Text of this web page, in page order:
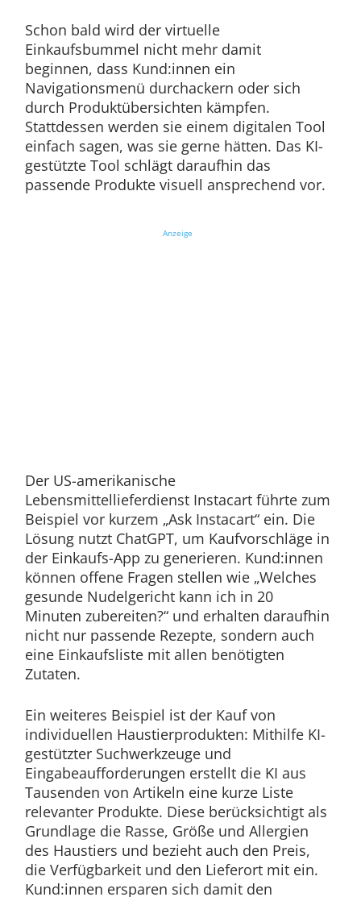
Schon bald wird der virtuelle
Einkaufsbummel nicht mehr damit
beginnen, dass Kund:innen ein
Navigationsmenü durchackern oder sich
durch Produktübersichten kämpfen.
Stattdessen werden sie einem digitalen Tool
einfach sagen, was sie gerne hätten. Das KI-
gestützte Tool schlägt daraufhin das
passende Produkte visuell ansprechend vor.
Anzeige
Der US-amerikanische
Lebensmittellieferdienst Instacart führte zum
Beispiel vor kurzem „Ask Instacart“ ein. Die
Lösung nutzt ChatGPT, um Kaufvorschläge in
der Einkaufs-App zu generieren. Kund:innen
können offene Fragen stellen wie „Welches
gesunde Nudelgericht kann ich in 20
Minuten zubereiten?“ und erhalten daraufhin
nicht nur passende Rezepte, sondern auch
eine Einkaufsliste mit allen benötigten
Zutaten.
Ein weiteres Beispiel ist der Kauf von
individuellen Haustierprodukten: Mithilfe KI-
gestützter Suchwerkzeuge und
Eingabeaufforderungen erstellt die KI aus
Tausenden von Artikeln eine kurze Liste
relevanter Produkte. Diese berücksichtigt als
Grundlage die Rasse, Größe und Allergien
des Haustiers und bezieht auch den Preis,
die Verfügbarkeit und den Lieferort mit ein.
Kund:innen ersparen sich damit den